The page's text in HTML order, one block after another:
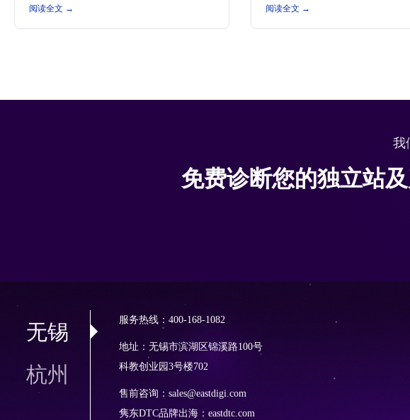
阅读全文 → 阅读全文 →
我
免费诊断您的独立站
无锡
杭州
服务热线：400-168-1082
地址：无锡市滨湖区锦溪路100号
科教创业园3号楼702
售前咨询：sales@eastdigi.com
隽东DTC品牌出海： eastdtc.com